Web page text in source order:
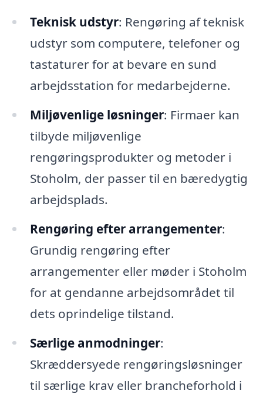
Teknisk udstyr: Rengøring af teknisk
udstyr som computere, telefoner og
tastaturer for at bevare en sund
arbejdsstation for medarbejderne.
Miljøvenlige løsninger: Firmaer kan
tilbyde miljøvenlige
rengøringsprodukter og metoder i
Stoholm, der passer til en bæredygtig
arbejdsplads.
Rengøring efter arrangementer:
Grundig rengøring efter
arrangementer eller møder i Stoholm
for at gendanne arbejdsområdet til
dets oprindelige tilstand.
Særlige anmodninger:
Skræddersyede rengøringsløsninger
til særlige krav eller brancheforhold i